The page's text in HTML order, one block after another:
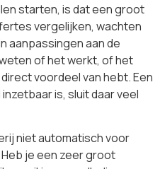
starten, is dat een groot
vergelijken, wachten
aanpassingen aan de
of het werkt, of het
voordeel van hebt. Een
is, sluit daar veel
niet automatisch voor
je een zeer groot